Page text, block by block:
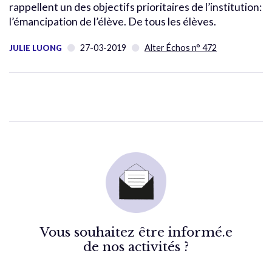
rappellent un des objectifs prioritaires de l’institution:
l’émancipation de l’élève. De tous les élèves.
JULIE LUONG 27-03-2019 Alter Échos n° 472
Vous souhaitez être informé.e
de nos activités ?